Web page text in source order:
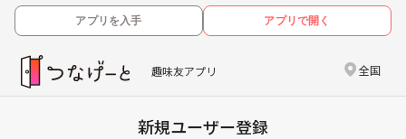
アプリを入手 アプリで開く
趣味友アプリ 全国
新規ユーザー登録